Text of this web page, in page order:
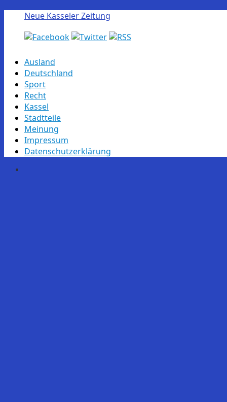
Neue Kasseler Zeitung
Skip
content
Ausland
Deutschland
Sport
Recht
Kassel
Stadtteile
Meinung
Impressum
Datenschutzerklärung